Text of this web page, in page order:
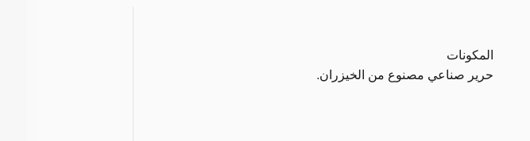
المكونات
حرير صناعي مصنوع من الخيزران.